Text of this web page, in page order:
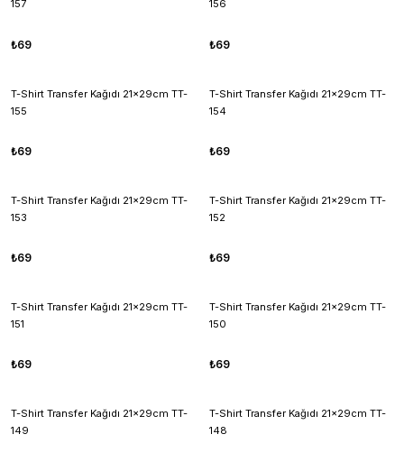
157
₺69
156
₺69
T-Shirt Transfer Kağıdı 21x29cm TT-
155
₺69
T-Shirt Transfer Kağıdı 21x29cm TT-
154
₺69
T-Shirt Transfer Kağıdı 21x29cm TT-
153
₺69
T-Shirt Transfer Kağıdı 21x29cm TT-
152
₺69
T-Shirt Transfer Kağıdı 21x29cm TT-
151
₺69
T-Shirt Transfer Kağıdı 21x29cm TT-
150
₺69
T-Shirt Transfer Kağıdı 21x29cm TT-
149
T-Shirt Transfer Kağıdı 21x29cm TT-
148